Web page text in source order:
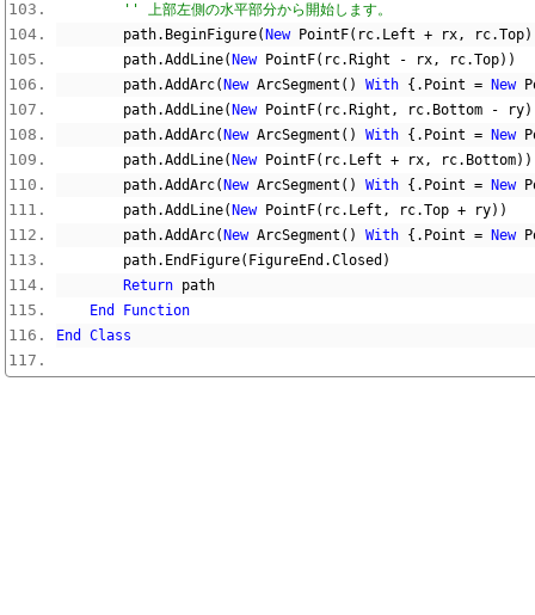
'' 上部左側の水平部分から開始します。
        path
. BeginFigure( New PointF( rc. Left + rx, rc.Top
        path
.AddLine( New PointF( rc. Right - rx, rc.Top))
        path
.AddArc( New ArcSegment () With {. Point = New
        path
.AddLine( New PointF( rc. Right , rc. Bottom - ry
        path
.AddArc( New ArcSegment () With {. Point = New
        path
.AddLine( New PointF( rc. Left + rx, rc. Bottom))
        path
.AddArc( New ArcSegment () With {. Point = New
        path
.AddLine( New PointF( rc. Left , rc.Top + ry))
        path
.AddArc( New ArcSegment () With {. Point = New
        path
. EndFigure( FigureEnd .Closed )
Return path
End
Function
End
Class